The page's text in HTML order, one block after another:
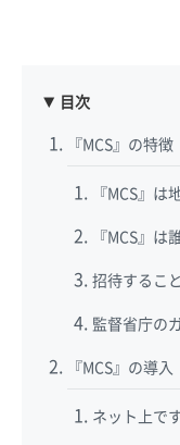
目次
『MCS』の特徴
『MCS』は
『MCS』は
招待するこ
監督省庁の
『MCS』の導入
ネット上で